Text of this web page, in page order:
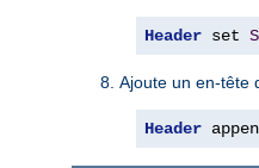
Header set
Ajoute un en-tête
Header